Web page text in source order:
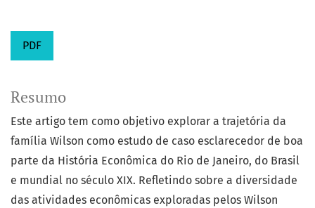
PDF
Resumo
Este artigo tem como objetivo explorar a trajetória da
família Wilson como estudo de caso esclarecedor de boa
parte da História Econômica do Rio de Janeiro, do Brasil
e mundial no século XIX. Refletindo sobre a diversidade
das atividades econômicas exploradas pelos Wilson